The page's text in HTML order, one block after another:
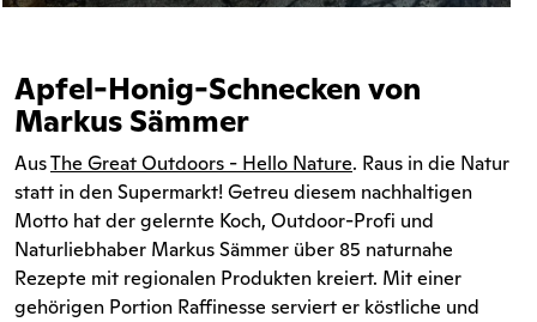
Apfel-Honig-Schnecken von
Markus Sämmer
AusThe Great Outdoors - Hello Nature. Raus in die Natur
statt in den Supermarkt! Getreu diesem nachhaltigen
Motto hat der gelernte Koch, Outdoor-Profi und
Naturliebhaber Markus Sämmer über 85 naturnahe
Rezepte mit regionalen Produkten kreiert. Mit einer
gehörigen Portion Raffinesse serviert er köstliche und